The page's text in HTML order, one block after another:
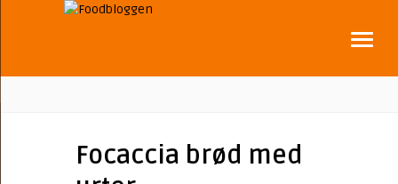
Focaccia brød med